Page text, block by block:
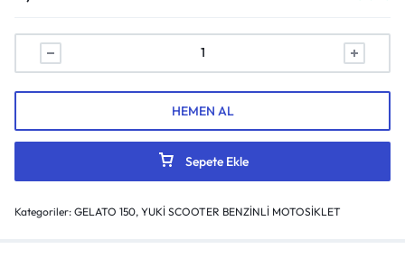
Sepete Ekle
HEMEN AL
Kategoriler: GELATO 150, YUKİ SCOOTER BENZİNLİ MOTOSİKLET